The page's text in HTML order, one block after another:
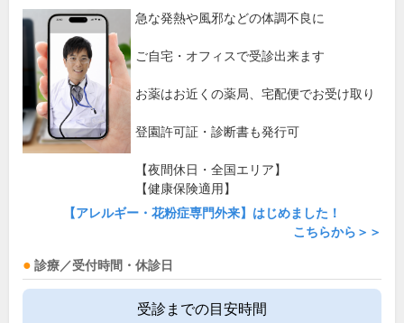
急な発熱や風邪などの体調不良に
ご自宅・オフィスで受診出来ます
お薬はお近くの薬局、宅配便でお受け取り
登園許可証・診断書も発行可
【夜間休日・全国エリア】
【健康保険適用】
【アレルギー・花粉症専門外来】はじめました！
こちらから＞＞
診療／受付時間・休診日
受診までの目安時間